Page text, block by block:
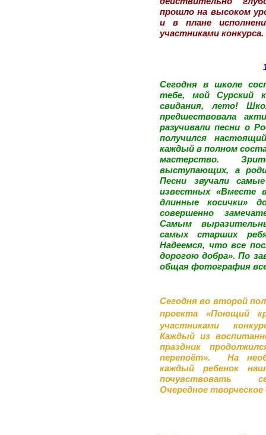
прошло на высоком
и в плане
участниками конкурса.
Сегодня в школе
тебе, мой Сурский
свидания, лето!
предшествовала
разучивали песни о
получился
каждый в полном
мастерство.
выступающих, а
Песни звучали
известных «Вместе
длинные косички»
совершенно
Самым
самых старших
Надеемся, что все
дорогою добра». По
общая фотография
Сегодня во второй
проекта «Поющий
участниками
Каждый из
праздник
перепоёт». На
каждый ребенок
почувствовать
Очередное творческое